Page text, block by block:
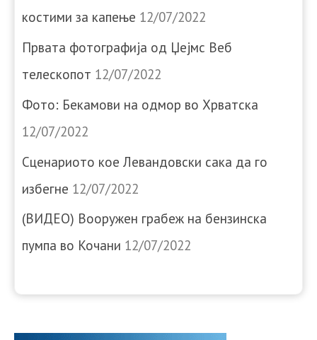
костими за капење 12/07/2022
Првата фотографија од Џејмс Веб
телескопот 12/07/2022
Фото: Бекамови на одмор во Хрватска
12/07/2022
Сценариото кое Левандовски сака да го
избегне 12/07/2022
(ВИДЕО) Вооружен грабеж на бензинска
пумпа во Кочани 12/07/2022